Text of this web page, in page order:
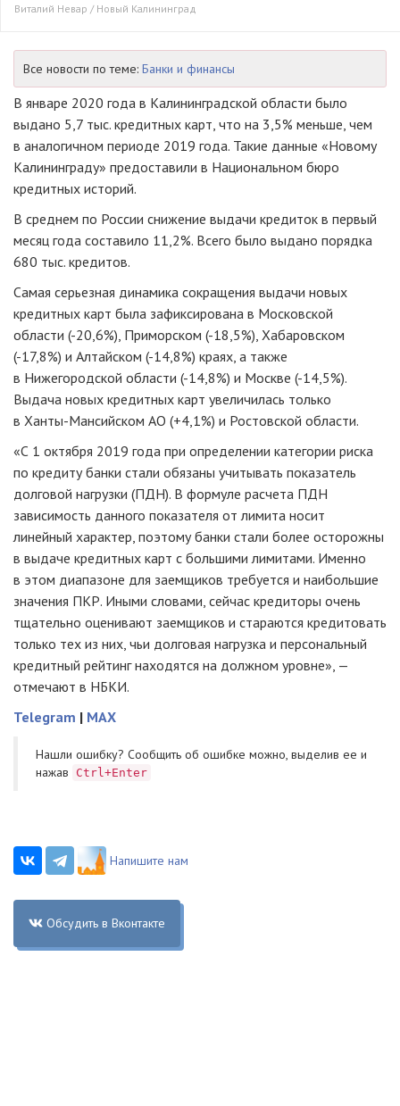
Виталий Невар / Новый Калининград
Все новости по теме: Банки и финансы
В январе 2020 года в Калининградской области было
выдано 5,7 тыс. кредитных карт, что на 3,5% меньше, чем
в аналогичном периоде 2019 года. Такие данные «Новому
Калининграду» предоставили в Национальном бюро
кредитных историй.
В среднем по России снижение выдачи кредиток в первый
месяц года составило 11,2%. Всего было выдано порядка
680 тыс. кредитов.
Самая серьезная динамика сокращения выдачи новых
кредитных карт была зафиксирована в Московской
области (-20,6%), Приморском (-18,5%), Хабаровском
(-17,8%) и Алтайском (-14,8%) краях, а также
в Нижегородской области (-14,8%) и Москве (-14,5%).
Выдача новых кредитных карт увеличилась только
в Ханты-Мансийском АО (+4,1%) и Ростовской области.
«С 1 октября 2019 года при определении категории риска
по кредиту банки стали обязаны учитывать показатель
долговой нагрузки (ПДН). В формуле расчета ПДН
зависимость данного показателя от лимита носит
линейный характер, поэтому банки стали более осторожны
в выдаче кредитных карт с большими лимитами. Именно
в этом диапазоне для заемщиков требуется и наибольшие
значения ПКР. Иными словами, сейчас кредиторы очень
тщательно оценивают заемщиков и стараются кредитовать
только тех из них, чьи долговая нагрузка и персональный
кредитный рейтинг находятся на должном уровне», —
отмечают в НБКИ.
Telegram | MAX
Нашли ошибку? Cообщить об ошибке можно, выделив ее и
нажав
Ctrl+Enter
Напишите нам
Обсудить в Вконтакте